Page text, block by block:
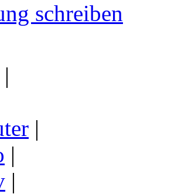
schreiben
|
|
|
|